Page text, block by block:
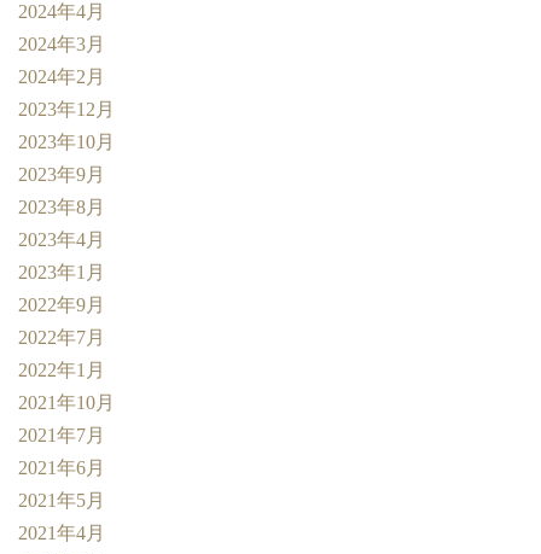
2024年4月
2024年3月
2024年2月
2023年12月
2023年10月
2023年9月
2023年8月
2023年4月
2023年1月
2022年9月
2022年7月
2022年1月
2021年10月
2021年7月
2021年6月
2021年5月
2021年4月